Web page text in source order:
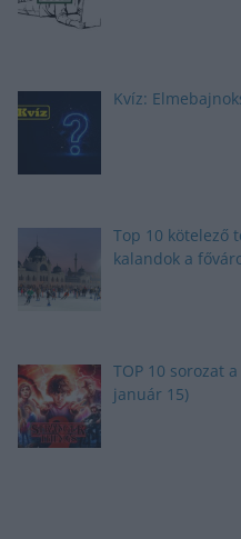
Kvíz:
Top 10 kötelező
kalandok a
TOP 10 sorozat
január 15)